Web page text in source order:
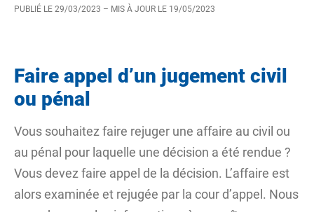
PUBLIÉ LE 29/03/2023 – MIS À JOUR LE 19/05/2023
Faire appel d’un jugement civil
ou pénal
Vous souhaitez faire rejuger une affaire au civil ou
au pénal pour laquelle une décision a été rendue ?
Vous devez faire appel de la décision. L’affaire est
alors examinée et rejugée par la cour d’appel. Nous